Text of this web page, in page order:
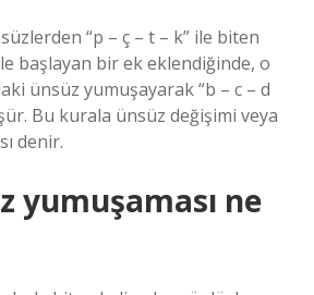
“p – ç – t – k” ile biten
başlayan bir ek eklendiğinde, o
ünsüz yumuşayarak “b – c – d
Bu kurala ünsüz değişimi veya
denir.
yumuşaması ne